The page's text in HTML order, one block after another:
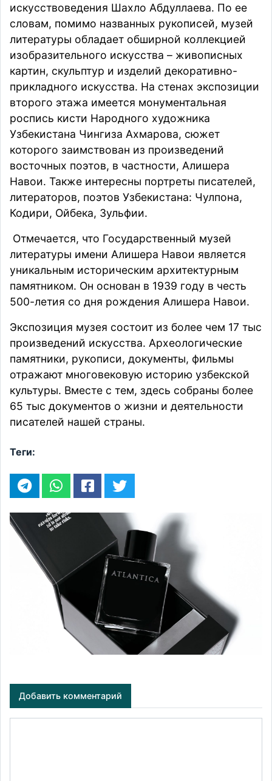
искусствоведения Шахло Абдуллаева. По ее
словам, помимо названных рукописей, музей
литературы обладает обширной коллекцией
изобразительного искусства – живописных
картин, скульптур и изделий декоративно-
прикладного искусства. На стенах экспозиции
второго этажа имеется монументальная
роспись кисти Народного художника
Узбекистана Чингиза Ахмарова, сюжет
которого заимствован из произведений
восточных поэтов, в частности, Алишера
Навои. Также интересны портреты писателей,
литераторов, поэтов Узбекистана: Чулпона,
Кодири, Ойбека, Зульфии.
Отмечается, что Государственный музей
литературы имени Алишера Навои является
уникальным историческим архитектурным
памятником. Он основан в 1939 году в честь
500-летия со дня рождения Алишера Навои.
Экспозиция музея состоит из более чем 17 тыс
произведений искусства. Археологические
памятники, рукописи, документы, фильмы
отражают многовековую историю узбекской
культуры. Вместе с тем, здесь собраны более
65 тыс документов о жизни и деятельности
писателей нашей страны.
Теги:
Добавить комментарий